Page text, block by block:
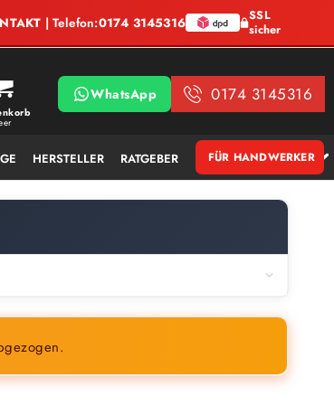
| Telefon:0174 3145316
SSL
sicher
WhatsApp 0174 3145316
HERSTELLER RATGEBER FÜR HANDWERKER